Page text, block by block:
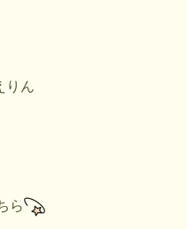
りん
ら